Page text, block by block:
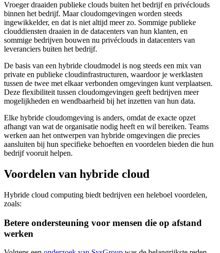
Vroeger draaiden publieke clouds buiten het bedrijf en privéclouds
binnen het bedrijf. Maar cloudomgevingen worden steeds
ingewikkelder, en dat is niet altijd meer zo. Sommige publieke
clouddiensten draaien in de datacenters van hun klanten, en
sommige bedrijven bouwen nu privéclouds in datacenters van
leveranciers buiten het bedrijf.
De basis van een hybride cloudmodel is nog steeds een mix van
private en publieke cloudinfrastructuren, waardoor je werklasten
tussen de twee met elkaar verbonden omgevingen kunt verplaatsen.
Deze flexibiliteit tussen cloudomgevingen geeft bedrijven meer
mogelijkheden en wendbaarheid bij het inzetten van hun data.
Elke hybride cloudomgeving is anders, omdat de exacte opzet
afhangt van wat de organisatie nodig heeft en wil bereiken. Teams
werken aan het ontwerpen van hybride omgevingen die precies
aansluiten bij hun specifieke behoeften en voordelen bieden die hun
bedrijf vooruit helpen.
Voordelen van hybride cloud
Hybride cloud computing biedt bedrijven een heleboel voordelen,
zoals:
Betere ondersteuning voor mensen die op afstand
werken